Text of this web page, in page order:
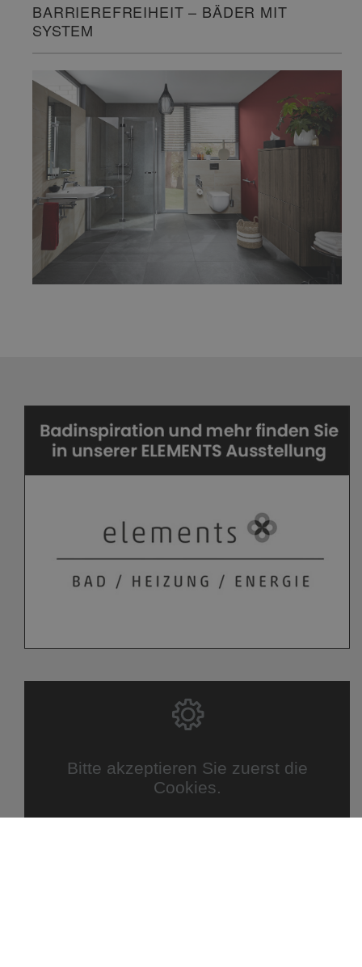
BARRIEREFREIHEIT – BÄDER MIT
SYSTEM
Bitte akzeptieren Sie zuerst die
Cookies.